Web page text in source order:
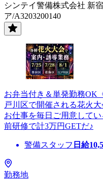
シンテイ警備株式会社 新
ア/A3203200140
お弁当付き＆単発勤務OK
戸川区で開催される花火
お仕事を毎日ご用意して
前研修で計3万円GETだ♪
警備スタッフ 日給
勤務地